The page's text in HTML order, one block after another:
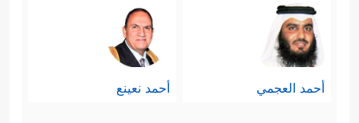
أحمد العجمي أحمد نعينع